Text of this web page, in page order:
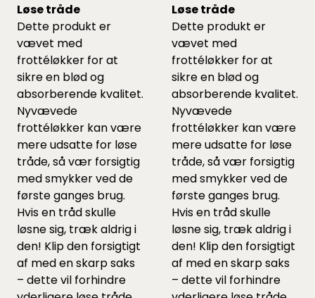
Løse tråde
Dette produkt er
vævet med
frottéløkker for at
sikre en blød og
absorberende kvalitet.
Nyvævede
frottéløkker kan være
mere udsatte for løse
tråde, så vær forsigtig
med smykker ved de
første ganges brug.
Hvis en tråd skulle
løsne sig, træk aldrig i
den! Klip den forsigtigt
af med en skarp saks
– dette vil forhindre
Løse tråde
Dette produkt er
vævet med
frottéløkker for at
sikre en blød og
absorberende kvalitet.
Nyvævede
frottéløkker kan være
mere udsatte for løse
tråde, så vær forsigtig
med smykker ved de
første ganges brug.
Hvis en tråd skulle
løsne sig, træk aldrig i
den! Klip den forsigtigt
af med en skarp saks
– dette vil forhindre